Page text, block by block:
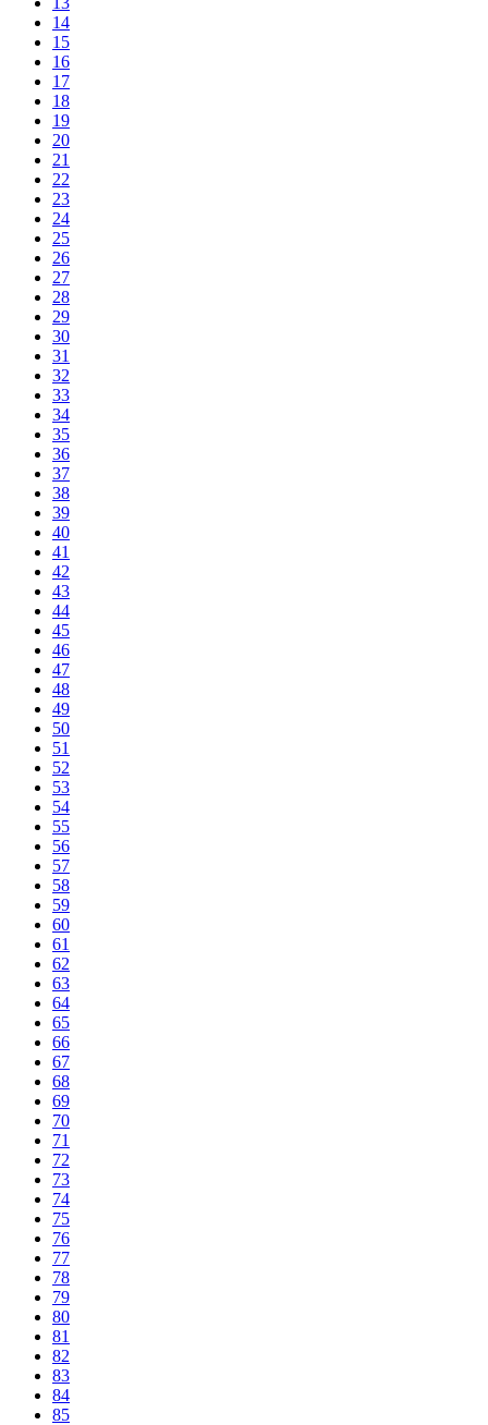
14
15
16
17
18
19
20
21
22
23
24
25
26
27
28
29
30
31
32
33
34
35
36
37
38
39
40
41
42
43
44
45
46
47
48
49
50
51
52
53
54
55
56
57
58
59
60
61
62
63
64
65
66
67
68
69
70
71
72
73
74
75
76
77
78
79
80
81
82
83
84
85